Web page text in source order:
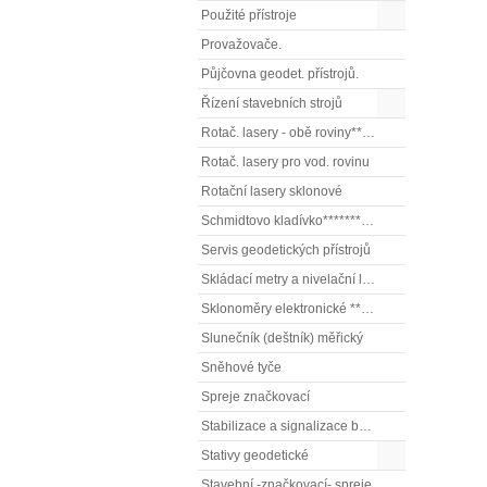
Použité přístroje
Provažovače.
Půjčovna geodet. přístrojů.
Řízení stavebních strojů
Rotač. lasery - obě roviny** (vodorovnou a svislou rovinu)
Rotač. lasery pro vod. rovinu
Rotační lasery sklonové
Schmidtovo kladívko******** (tvrdoměr, zkoušky betonu).)
Servis geodetických přístrojů
Skládací metry a nivelační latě
Sklonoměry elektronické **** (digitální vodováhy, sklonové lasery)
Slunečník (deštník) měřický
Sněhové tyče
Spreje značkovací
Stabilizace a signalizace bodů
Stativy geodetické